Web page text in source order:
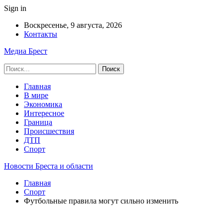
Sign in
Воскресенье, 9 августа, 2026
Контакты
Медиа Брест
Главная
В мире
Экономика
Интересное
Граница
Происшествия
ДТП
Спорт
Новости Бреста и области
Главная
Спорт
Футбольные правила могут сильно изменить